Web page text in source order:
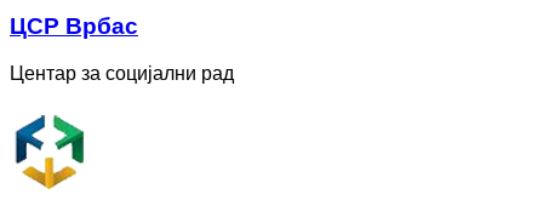
ЦСР Врбас
Центар за социјални рад